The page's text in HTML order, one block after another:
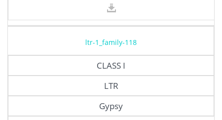
ltr-1_family-118
CLASS I
LTR
Gypsy